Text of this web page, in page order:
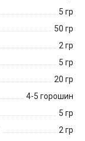
5 гр
50 гр
2 гр
5 гр
20 гр
4-5 горошин
5 гр
2 гр